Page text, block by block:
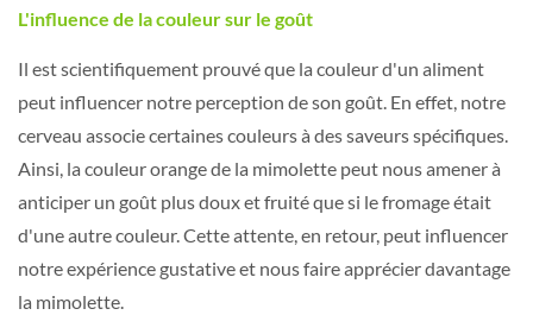
L'influence de la couleur sur le goût
Il est scientifiquement prouvé que la couleur d'un aliment
peut influencer notre perception de son goût. En effet, notre
cerveau associe certaines couleurs à des saveurs spécifiques.
Ainsi, la couleur orange de la mimolette peut nous amener à
anticiper un goût plus doux et fruité que si le fromage était
d'une autre couleur. Cette attente, en retour, peut influencer
notre expérience gustative et nous faire apprécier davantage
la mimolette.